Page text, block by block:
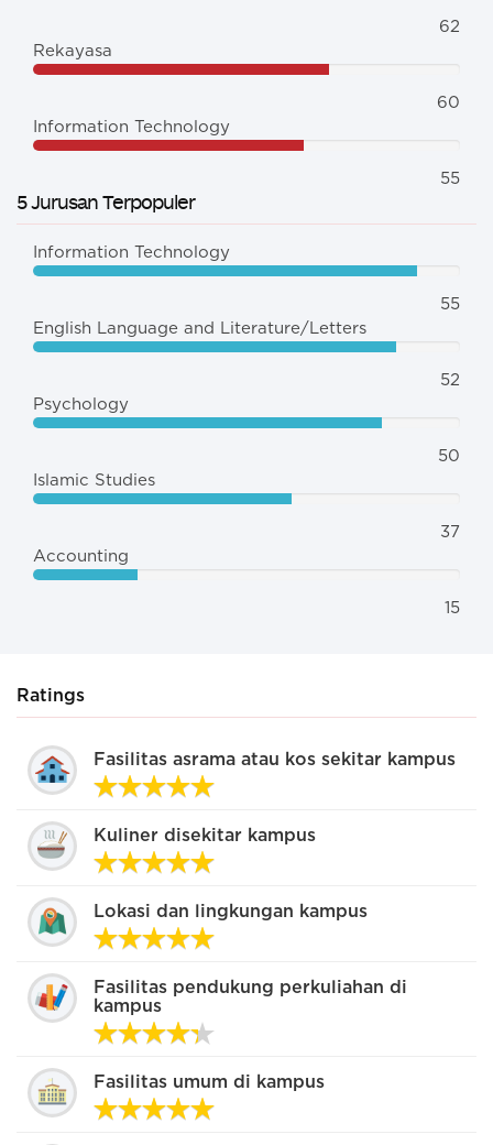
62
Rekayasa
60
Information Technology
55
5 Jurusan Terpopuler
Information Technology
55
English Language and Literature/Letters
52
Psychology
50
Islamic Studies
37
Accounting
15
Ratings
Fasilitas asrama atau kos sekitar kampus
Kuliner disekitar kampus
Lokasi dan lingkungan kampus
Fasilitas pendukung perkuliahan di
kampus
Fasilitas umum di kampus